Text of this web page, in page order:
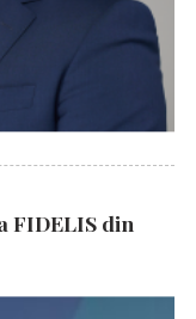
FIDELIS din